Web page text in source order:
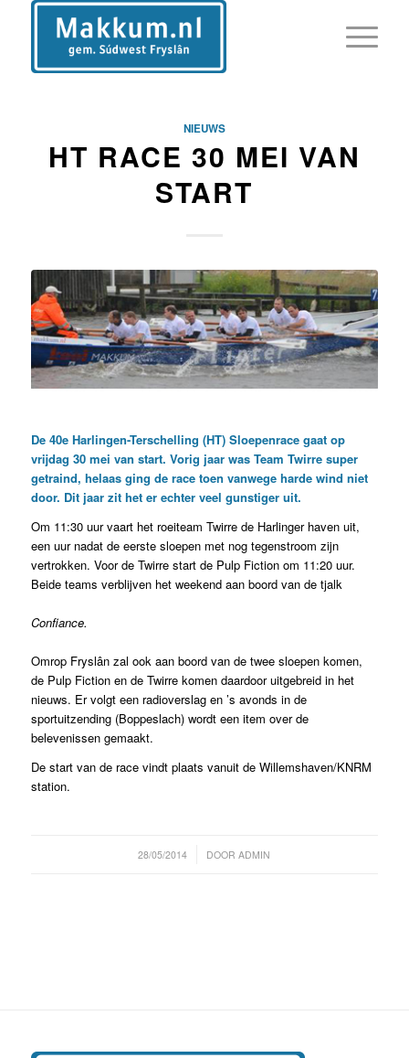
NIEUWS
HT RACE 30 MEI VAN
START
De 40e Harlingen-Terschelling (HT) Sloepenrace gaat op
vrijdag 30 mei van start. Vorig jaar was Team Twirre super
getraind, helaas ging de race toen vanwege harde wind niet
door. Dit jaar zit het er echter veel gunstiger uit.
Om 11:30 uur vaart het roeiteam Twirre de Harlinger haven uit,
een uur nadat de eerste sloepen met nog tegenstroom zijn
vertrokken. Voor de Twirre start de Pulp Fiction om 11:20 uur.
Beide teams verblijven het weekend aan boord van de tjalk
Confiance.
Omrop Fryslân zal ook aan boord van de twee sloepen komen,
de Pulp Fiction en de Twirre komen daardoor uitgebreid in het
nieuws. Er volgt een radioverslag en ’s avonds in de
sportuitzending (Boppeslach) wordt een item over de
belevenissen gemaakt.
De start van de race vindt plaats vanuit de Willemshaven/KNRM
station.
28/05/2014
/ DOORADMIN